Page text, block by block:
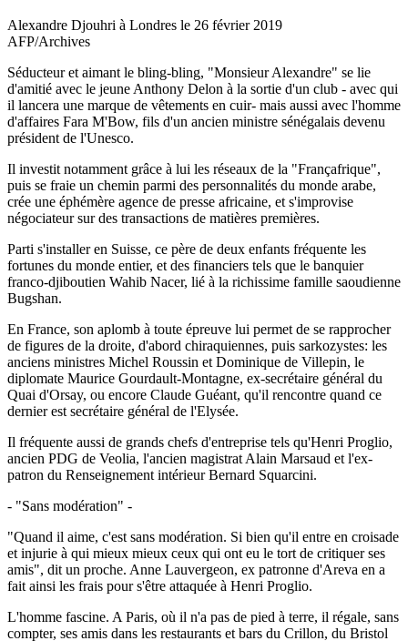
Alexandre Djouhri à Londres le 26 février 2019
AFP/Archives
Séducteur et aimant le bling-bling, "Monsieur Alexandre" se lie
d'amitié avec le jeune Anthony Delon à la sortie d'un club - avec qui
il lancera une marque de vêtements en cuir- mais aussi avec l'homme
d'affaires Fara M'Bow, fils d'un ancien ministre sénégalais devenu
président de l'Unesco.
Il investit notamment grâce à lui les réseaux de la "Françafrique",
puis se fraie un chemin parmi des personnalités du monde arabe,
crée une éphémère agence de presse africaine, et s'improvise
négociateur sur des transactions de matières premières.
Parti s'installer en Suisse, ce père de deux enfants fréquente les
fortunes du monde entier, et des financiers tels que le banquier
franco-djiboutien Wahib Nacer, lié à la richissime famille saoudienne
Bugshan.
En France, son aplomb à toute épreuve lui permet de se rapprocher
de figures de la droite, d'abord chiraquiennes, puis sarkozystes: les
anciens ministres Michel Roussin et Dominique de Villepin, le
diplomate Maurice Gourdault-Montagne, ex-secrétaire général du
Quai d'Orsay, ou encore Claude Guéant, qu'il rencontre quand ce
dernier est secrétaire général de l'Elysée.
Il fréquente aussi de grands chefs d'entreprise tels qu'Henri Proglio,
ancien PDG de Veolia, l'ancien magistrat Alain Marsaud et l'ex-
patron du Renseignement intérieur Bernard Squarcini.
- "Sans modération" -
"Quand il aime, c'est sans modération. Si bien qu'il entre en croisade
et injurie à qui mieux mieux ceux qui ont eu le tort de critiquer ses
amis", dit un proche. Anne Lauvergeon, ex patronne d'Areva en a
fait ainsi les frais pour s'être attaquée à Henri Proglio.
L'homme fascine. A Paris, où il n'a pas de pied à terre, il régale, sans
compter, ses amis dans les restaurants et bars du Crillon, du Bristol